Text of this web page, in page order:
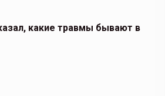
какие травмы бывают в